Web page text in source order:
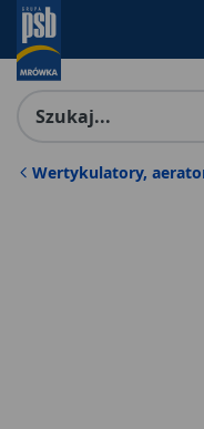
Wertykulatory,